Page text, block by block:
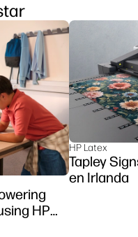
HP
HP Latex
Tapley
en Irlanda